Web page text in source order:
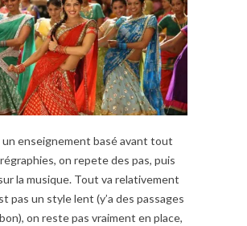
un enseignement basé avant tout
on repete des pas, puis
la musique. Tout va relativement
pas un style lent (y’a des passages
on reste pas vraiment en place,